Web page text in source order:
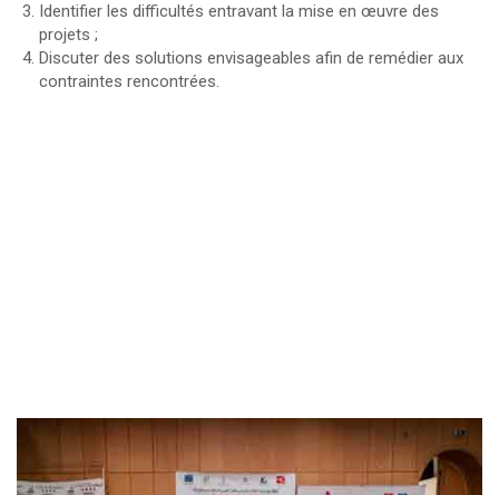
Identifier les difficultés entravant la mise en œuvre des
projets ;
Discuter des solutions envisageables afin de remédier aux
contraintes rencontrées.